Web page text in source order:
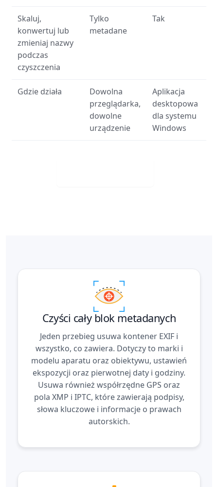
Skaluj,
konwertuj lub
zmieniaj nazwy
podczas
czyszczenia
Tylko
metadane
Tak
Gdzie działa
Dowolna
przeglądarka,
dowolne
urządzenie
Aplikacja
desktopowa
dla systemu
Windows
Czyści cały blok metadanych
Jeden przebieg usuwa kontener EXIF i
wszystko, co zawiera. Dotyczy to marki i
modelu aparatu oraz obiektywu, ustawień
ekspozycji oraz pierwotnej daty i godziny.
Usuwa również współrzędne GPS oraz
pola XMP i IPTC, które zawierają podpisy,
słowa kluczowe i informacje o prawach
autorskich.